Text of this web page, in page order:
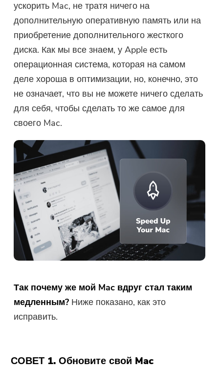
ускорить Mac, не тратя ничего на
дополнительную оперативную память или на
приобретение дополнительного жесткого
диска. Как мы все знаем, у Apple есть
операционная система, которая на самом
деле хороша в оптимизации, но, конечно, это
не означает, что вы не можете ничего сделать
для себя, чтобы сделать то же самое для
своего Mac.
Так почему же мой Mac вдруг стал таким
медленным? Ниже показано, как это
исправить.
СОВЕТ 1. Обновите свой Mac